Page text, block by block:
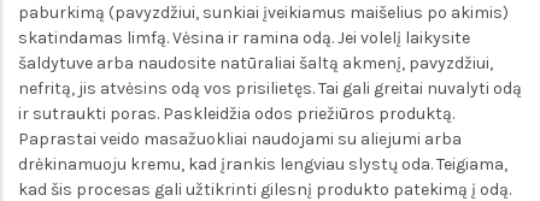
paburkimą (pavyzdžiui, sunkiai įveikiamus maišelius po akimis)
skatindamas limfą. Vėsina ir ramina odą. Jei volelį laikysite
šaldytuve arba naudosite natūraliai šaltą akmenį, pavyzdžiui,
nefritą, jis atvėsins odą vos prisilietęs. Tai gali greitai nuvalyti odą
ir sutraukti poras. Paskleidžia odos priežiūros produktą.
Paprastai veido masažuokliai naudojami su aliejumi arba
drėkinamuoju kremu, kad įrankis lengviau slystų oda. Teigiama,
kad šis procesas gali užtikrinti gilesnį produkto patekimą į odą.